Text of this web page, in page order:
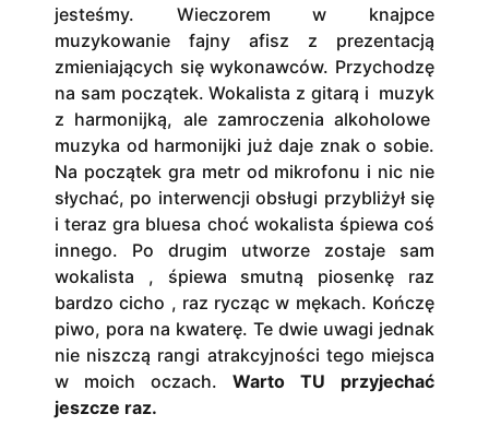
jesteśmy. Wieczorem w knajpce
muzykowanie fajny afisz z prezentacją
zmieniających się wykonawców. Przychodzę
na sam początek. Wokalista z gitarą i muzyk
z harmonijką, ale zamroczenia alkoholowe
muzyka od harmonijki już daje znak o sobie.
Na początek gra metr od mikrofonu i nic nie
słychać, po interwencji obsługi przybliżył się
i teraz gra bluesa choć wokalista śpiewa coś
innego. Po drugim utworze zostaje sam
wokalista , śpiewa smutną piosenkę raz
bardzo cicho , raz rycząc w mękach. Kończę
piwo, pora na kwaterę. Te dwie uwagi jednak
nie niszczą rangi atrakcyjności tego miejsca
w moich oczach. Warto TU przyjechać
jeszcze raz.